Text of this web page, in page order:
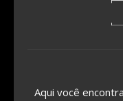
Aqui você